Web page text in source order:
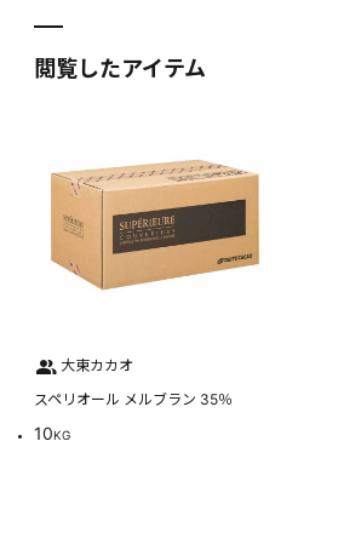
閲覧したアイテム
大東カカオ
スペリオール メルブラン 35％
10KG